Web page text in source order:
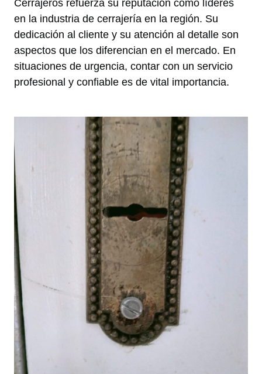
Cerrajeros refuerza su reputación como líderes
en la industria de cerrajería en la región. Su
dedicación al cliente y su atención al detalle son
aspectos que los diferencian en el mercado. En
situaciones de urgencia, contar con un servicio
profesional y confiable es de vital importancia.